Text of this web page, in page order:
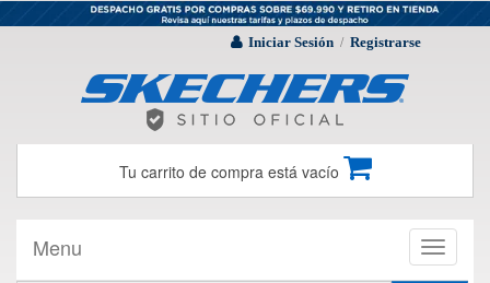
Iniciar Sesión / Registrarse
Tu carrito de compra está vacío
Toggle
Menu